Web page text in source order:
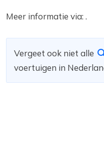
Meer informatie via: .
Vergeet ook niet alle
voertuigen in